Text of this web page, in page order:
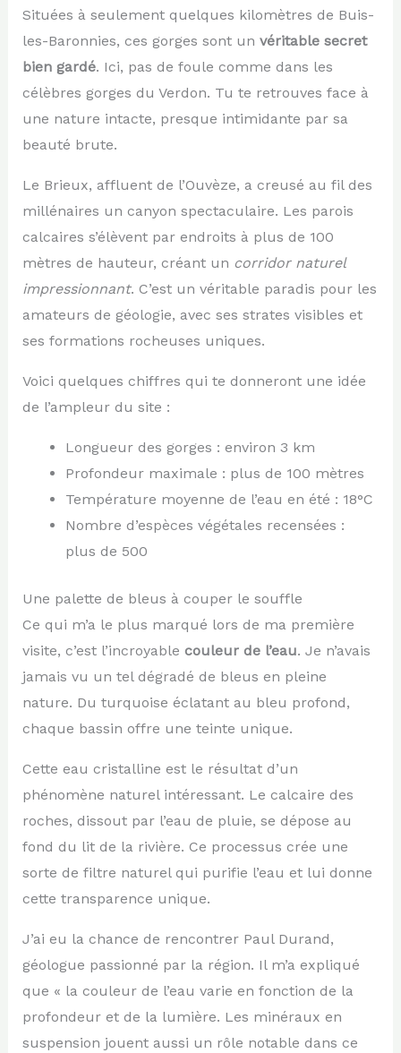
Situées à seulement quelques kilomètres de Buis-
les-Baronnies, ces gorges sont un véritable secret
bien gardé. Ici, pas de foule comme dans les
célèbres gorges du Verdon. Tu te retrouves face à
une nature intacte, presque intimidante par sa
beauté brute.
Le Brieux, affluent de l’Ouvèze, a creusé au fil des
millénaires un canyon spectaculaire. Les parois
calcaires s’élèvent par endroits à plus de 100
mètres de hauteur, créant un corridor naturel
impressionnant. C’est un véritable paradis pour les
amateurs de géologie, avec ses strates visibles et
ses formations rocheuses uniques.
Voici quelques chiffres qui te donneront une idée
de l’ampleur du site :
Longueur des gorges : environ 3 km
Profondeur maximale : plus de 100 mètres
Température moyenne de l’eau en été : 18°C
Nombre d’espèces végétales recensées :
plus de 500
Une palette de bleus à couper le souffle
Ce qui m’a le plus marqué lors de ma première
visite, c’est l’incroyable couleur de l’eau. Je n’avais
jamais vu un tel dégradé de bleus en pleine
nature. Du turquoise éclatant au bleu profond,
chaque bassin offre une teinte unique.
Cette eau cristalline est le résultat d’un
phénomène naturel intéressant. Le calcaire des
roches, dissout par l’eau de pluie, se dépose au
fond du lit de la rivière. Ce processus crée une
sorte de filtre naturel qui purifie l’eau et lui donne
cette transparence unique.
J’ai eu la chance de rencontrer Paul Durand,
géologue passionné par la région. Il m’a expliqué
que « la couleur de l’eau varie en fonction de la
profondeur et de la lumière. Les minéraux en
suspension jouent aussi un rôle notable dans ce